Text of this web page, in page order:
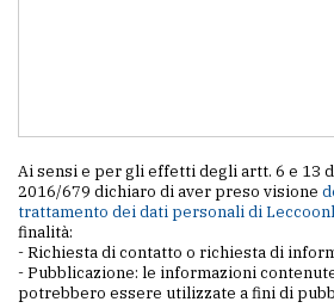
Ai sensi e per gli effetti degli artt. 6 e 13
2016/679 dichiaro di aver preso visione
trattamento dei dati personali di
finalità:
- Richiesta di contatto o richiesta di
- Pubblicazione: le informazioni
potrebbero essere utilizzate a fini di